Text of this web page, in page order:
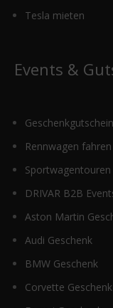
Tesla mieten
Events &
Rennwagen fahren
Sportwagentouren
DRIVAR B2B
Aston Martin
Audi Geschenk
BMW Geschenk
Corvette Geschenk